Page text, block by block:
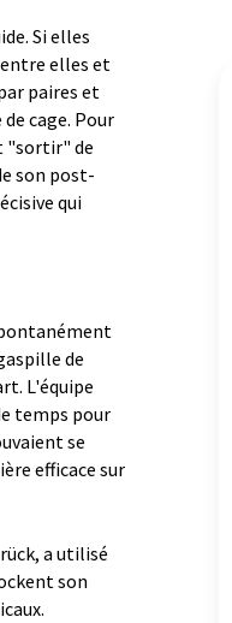
Si elles
elles et
paires et
cage. Pour
"sortir" de
son post-
qui
de
L'équipe
temps pour
se
efficace sur
a utilisé
son